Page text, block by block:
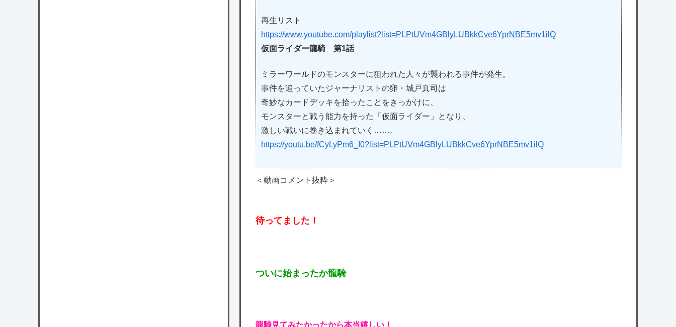
再生リスト
https://www.youtube.com/playlist?list=PLPtUVm4GBlyLUBkkCve6YprNBE5mv1ilQ
仮面ライダー龍騎 第1話
ミラーワールドのモンスターに狙われた人々が襲われる事件が発生。
事件を追っていたジャーナリストの卵・城戸真司は
奇妙なカードデッキを拾ったことをきっかけに、
モンスターと戦う能力を持った「仮面ライダー」となり、
激しい戦いに巻き込まれていく……。
https://youtu.be/fCyLyPm6_I0?list=PLPtUVm4GBlyLUBkkCve6YprNBE5mv1ilQ
＜動画コメント抜粋＞
待ってました！
ついに始まったか龍騎
龍騎見てみたかったから本当嬉しい！